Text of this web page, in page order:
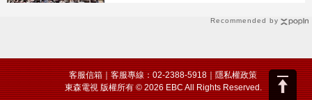
Recommended by
客服信箱｜客服專線：02-2388-5918｜隱私權政策
東森電視 版權所有 © 2026 EBC All Rights Reserved.